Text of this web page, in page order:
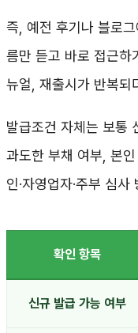
즉, 예전 후기나 블로
름만 듣고 바로 접근하
뉴얼, 재출시가 반복되
발급조건 자체는 보통
과도한 부채 여부, 본
인·자영업자·주부 심
확인 항목
신규 발급 가능 여부